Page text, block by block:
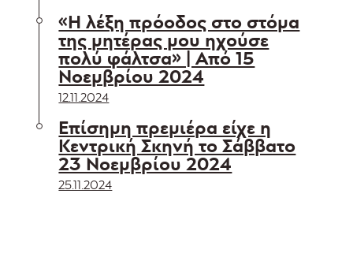
«Η λέξη πρόοδος στο στόμα
της μητέρας μου ηχούσε
πολύ φάλτσα» | Από 15
Νοεμβρίου 2024
12.11.2024
Επίσημη πρεμιέρα είχε η
Κεντρική Σκηνή το Σάββατο
23 Νοεμβρίου 2024
25.11.2024